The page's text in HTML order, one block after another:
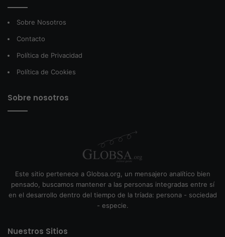
Sobre Nosotros
Contacto
Política de Privacidad
Política de Cookies
Sobre nosotros
Este sitio pertenece a Globsa.org, un mensajero analítico bien
pensado, buscamos mantener a las personas integradas entre sí
en el desarrollo dentro del tiempo de la tríada: persona - sociedad
- especie.
Nuestros Sitios